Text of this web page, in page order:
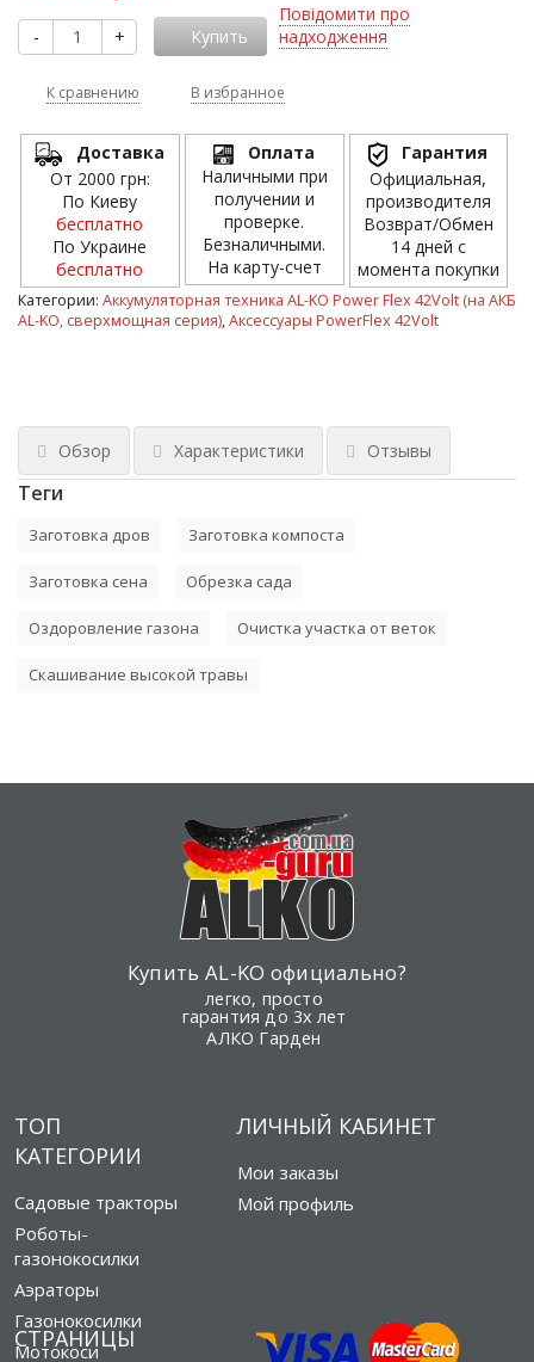
- + Купить
Повідомити про
надходження
К сравнению В избранное
Доставка
От 2000 грн:
По Киеву
бесплатно
По Украине
бесплатно
Оплата
Наличными при
получении и
проверке.
Безналичными.
На карту-счет
Гарантия
Официальная,
производителя
Возврат/Обмен
14 дней с
момента покупки
Категории: Аккумуляторная техника AL-KO Power Flex 42Volt (на АКБ
AL-KO, сверхмощная серия),Аксессуары PowerFlex 42Volt
Обзор Характеристики Отзывы
Теги
Заготовка дров Заготовка компоста
Заготовка сена Обрезка сада
Оздоровление газона Очистка участка от веток
Скашивание высокой травы
Купить AL-KO официально?
легко, просто
гарантия до 3х лет
АЛКО Гарден
ТОП
КАТЕГОРИИ
Садовые тракторы
Роботы-
газонокосилки
Аэраторы
Газонокосилки
Мотокоси
СТРАНИЦЫ
ЛИЧНЫЙ КАБИНЕТ
Мои заказы
Мой профиль